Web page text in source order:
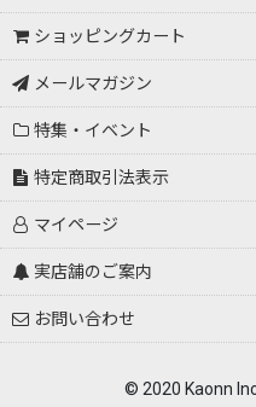
ショッピングカート
メールマガジン
特集・イベント
特定商取引法表示
マイページ
実店舗のご案内
お問い合わせ
© 2020 Kaonn